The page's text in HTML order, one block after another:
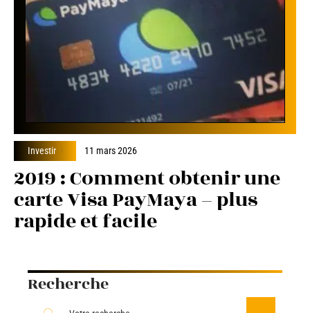
Investir 11 mars 2026
2019 : Comment obtenir une
carte Visa PayMaya – plus
rapide et facile
Recherche